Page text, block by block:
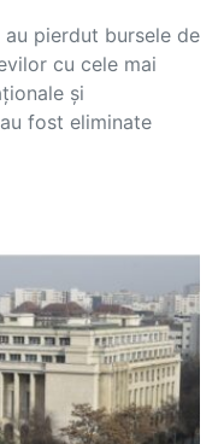
pierdut bursele de
cu cele mai
și
fost eliminate